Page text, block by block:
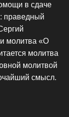
в сдаче
праведный
молитва «О
молитва
молитвой
смысл.